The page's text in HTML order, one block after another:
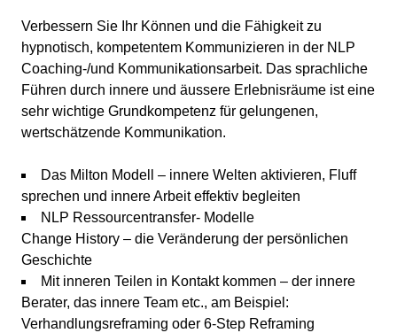
Verbessern Sie Ihr Können und die Fähigkeit zu
hypnotisch, kompetentem Kommunizieren in der NLP
Coaching-/und Kommunikationsarbeit. Das sprachliche
Führen durch innere und äussere Erlebnisräume ist eine
sehr wichtige Grundkompetenz für gelungenen,
wertschätzende Kommunikation.
Das Milton Modell – innere Welten aktivieren, Fluff
sprechen und innere Arbeit effektiv begleiten
NLP Ressourcentransfer- Modelle
Change History – die Veränderung der persönlichen
Geschichte
Mit inneren Teilen in Kontakt kommen – der innere
Berater, das innere Team etc., am Beispiel:
Verhandlungsreframing oder 6-Step Reframing